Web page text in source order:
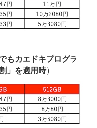
もカエドキプログラ
」を適用時）